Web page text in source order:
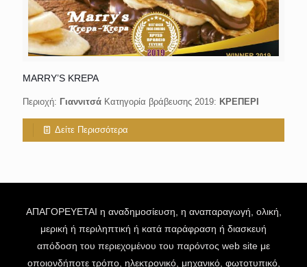
MARRY’S KREPA
Περιοχή: Γιαννιτσά Κατηγορία βράβευσης 2019: ΚΡΕΠΕΡΙ
Δείτε Περισσότερα
ΑΠΑΓΟΡΕΥΕΤΑΙ η αναδημοσίευση, η αναπαραγωγή, ολική,
μερική ή περιληπτική ή κατά παράφραση ή διασκευή
απόδοση του περιεχομένου του παρόντος web site με
οποιονδήποτε τρόπο, ηλεκτρονικό, μηχανικό, φωτοτυπικό,